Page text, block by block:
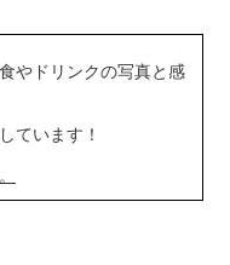
やドリンクの写真と感
ています！